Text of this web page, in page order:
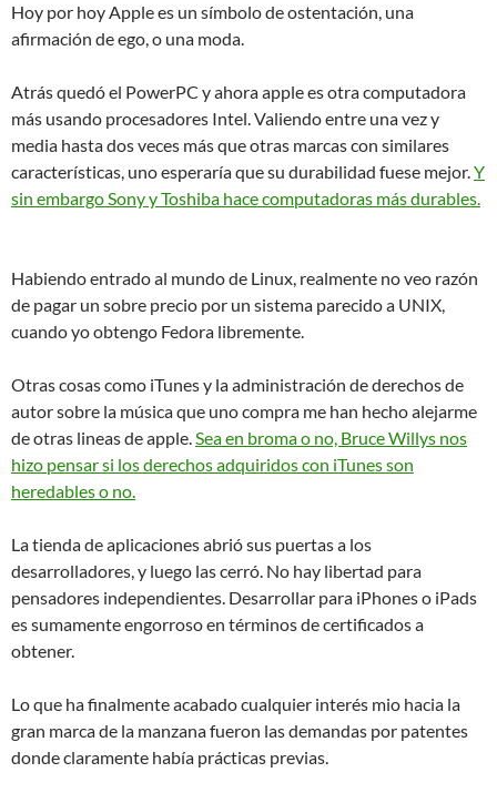
Hoy por hoy Apple es un símbolo de ostentación, una
afirmación de ego, o una moda.
Atrás quedó el PowerPC y ahora apple es otra computadora
más usando procesadores Intel. Valiendo entre una vez y
media hasta dos veces más que otras marcas con similares
características, uno esperaría que su durabilidad fuese mejor.Y
sin embargo Sony y Toshiba hace computadoras más durables.
Habiendo entrado al mundo de Linux, realmente no veo razón
de pagar un sobre precio por un sistema parecido a UNIX,
cuando yo obtengo Fedora libremente.
Otras cosas como iTunes y la administración de derechos de
autor sobre la música que uno compra me han hecho alejarme
de otras lineas de apple.Sea en broma o no, Bruce Willys nos
hizo pensar si los derechos adquiridos con iTunes son
heredables o no.
La tienda de aplicaciones abrió sus puertas a los
desarrolladores, y luego las cerró. No hay libertad para
pensadores independientes. Desarrollar para iPhones o iPads
es sumamente engorroso en términos de certificados a
obtener.
Lo que ha finalmente acabado cualquier interés mio hacia la
gran marca de la manzana fueron las demandas por patentes
donde claramente había prácticas previas.